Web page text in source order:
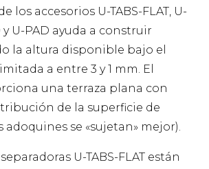
los accesorios U-TABS-FLAT, U-
y U-PAD ayuda a construir
la altura disponible bajo el
a entre 3 y 1 mm. El
una terraza plana con
de la superficie de
adoquines se «sujetan» mejor).
U-TABS-FLAT están